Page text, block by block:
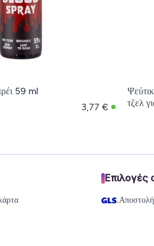
59 ml
3,77 €
τζελ
Επιλογές